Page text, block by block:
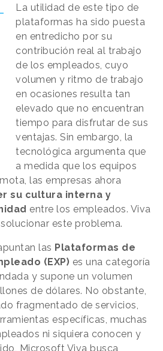
La utilidad de este tipo de
plataformas ha sido puesta
en entredicho por su
contribución real al trabajo
de los empleados, cuyo
volumen y ritmo de trabajo
en ocasiones resulta tan
elevado que no encuentran
tiempo para disfrutar de sus
ventajas. Sin embargo, la
tecnológica argumenta que
a medida que los equipos
las empresas ahora
su cultura interna y
entre los empleados. Viva
este problema.
las Plataformas de
(EXP) es una categoría
y supone un volumen
de dólares. No obstante,
fragmentado de servicios,
específicas, muchas
ni siquiera conocen y
Microsoft Viva busca